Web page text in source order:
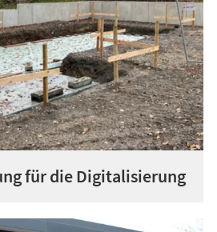
für die Digitalisierung